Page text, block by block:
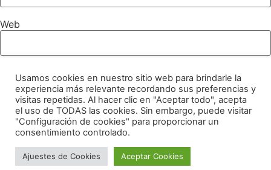
Web
Guarda mi nombre, correo electrónico y web en este
navegador para la próxima vez que comente.
Osoji Robotics ® 2026
INSTAGRAM
YOUTUBE
Usamos cookies en nuestro sitio web para brindarle la
experiencia más relevante recordando sus preferencias y
visitas repetidas. Al hacer clic en "Aceptar todo", acepta
el uso de TODAS las cookies. Sin embargo, puede visitar
"Configuración de cookies" para proporcionar un
consentimiento controlado.
Ajuestes de Cookies Aceptar Cookies